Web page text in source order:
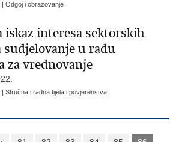
Odgoj i obrazovanje
iskaz interesa sektorskih
sudjelovanje u radu
za vrednovanje
Stručna i radna tijela i povjerenstva